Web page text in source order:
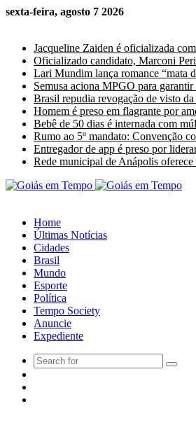
sexta-feira, agosto 7 2026
Jacqueline Zaiden é oficializada
Oficializado candidato, Marconi
Lari Mundim lança romance “mata
Semusa aciona MPGO para
Brasil repudia revogação de visto
Homem é preso em flagrante por
Bebê de 50 dias é internada com
Rumo ao 5º mandato: Convenção
Entregador de app é preso por
Rede municipal de Anápolis oferece
Home
Últimas Notícias
Cidades
Brasil
Mundo
Esporte
Política
Tempo Society
Anuncie
Expediente